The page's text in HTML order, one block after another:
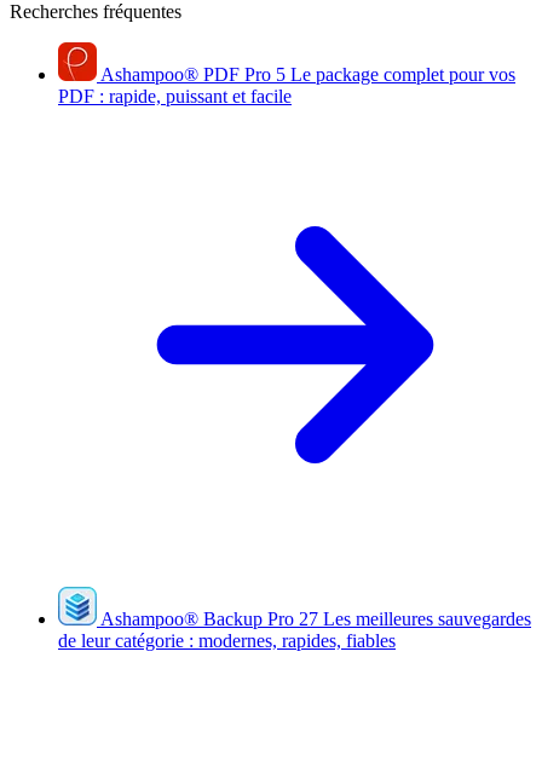
Recherches fréquentes
Ashampoo® PDF Pro 5 Le package complet pour vos
PDF : rapide, puissant et facile
Ashampoo® Backup Pro 27 Les meilleures sauvegardes
de leur catégorie : modernes, rapides, fiables